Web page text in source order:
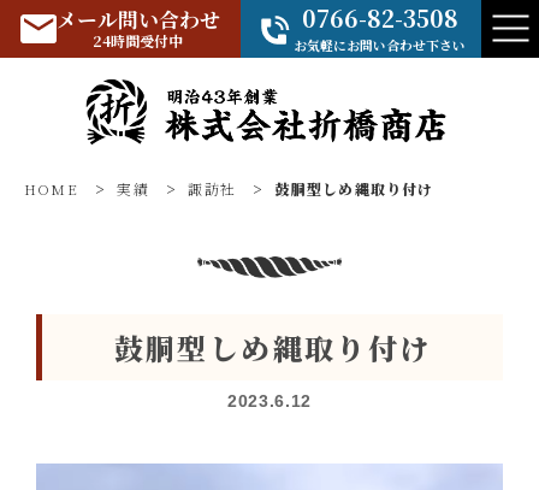
メール問い合わせ
24時間受付中
0766-82-3508
お気軽にお問い合わせ下さい
HOME > 実績 > 諏訪社 > 鼓胴型しめ縄取り付け
鼓胴型しめ縄取り付け
2023.6.12